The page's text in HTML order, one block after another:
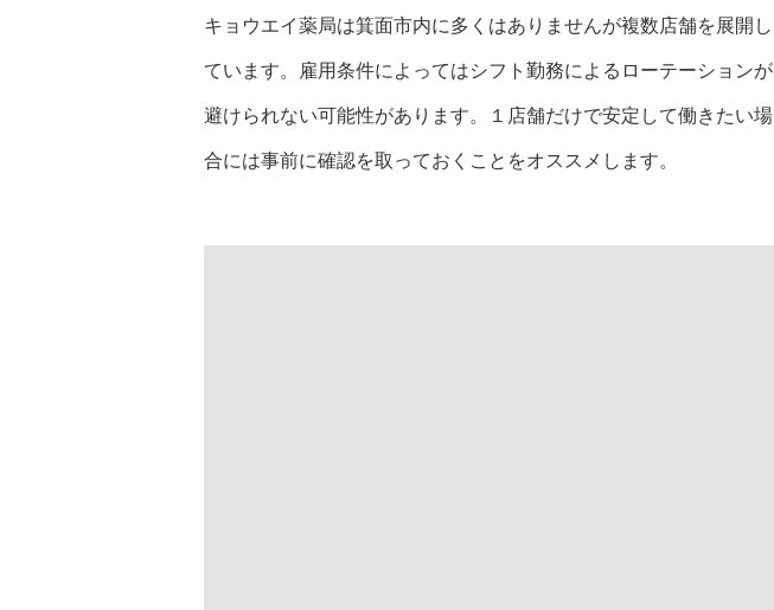
キョウエイ薬局は箕面市内に多くはありませんが複数店舗を展開し
ています。雇用条件によってはシフト勤務によるローテーションが
避けられない可能性があります。１店舗だけで安定して働きたい場
合には事前に確認を取っておくことをオススメします。